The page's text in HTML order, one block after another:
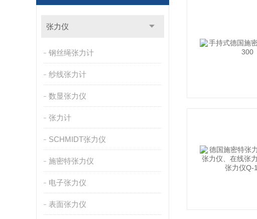
张力仪
钢丝绳张力计
纱线张力计
数显张力仪
张力计
SCHMIDT张力仪
施密特张力仪
电子张力仪
表面张力仪